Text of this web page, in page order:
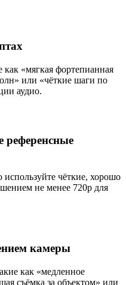
«мягкая фортепианная
или «чёткие шаги по
аудио.
референсные
чёткие, хорошо
не менее 720p для
камеры
как «медленное
съёмка за объектом» или